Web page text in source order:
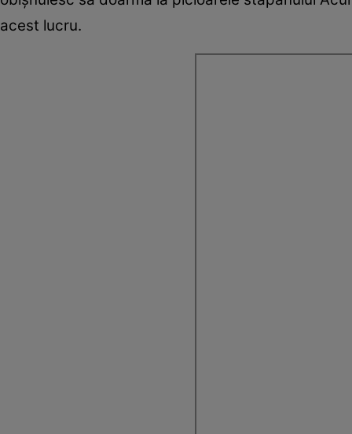
acest lucru.